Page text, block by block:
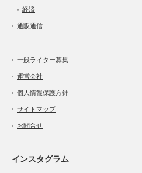
経済
通販通信
一般ライター募集
運営会社
個人情報保護方針
サイトマップ
お問合せ
インスタグラム